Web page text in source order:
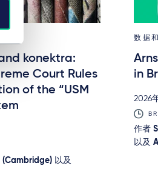
DuD 2013,
gemeinsam mit
Kipker
im
Das Cross Border
mit den Binding
konektra:
Court Rules
of the “USM
(Cambridge) 以及
数据
in
2026
作者
以及